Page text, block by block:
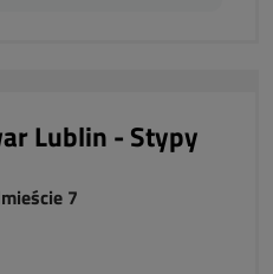
Lublin - Stypy
7